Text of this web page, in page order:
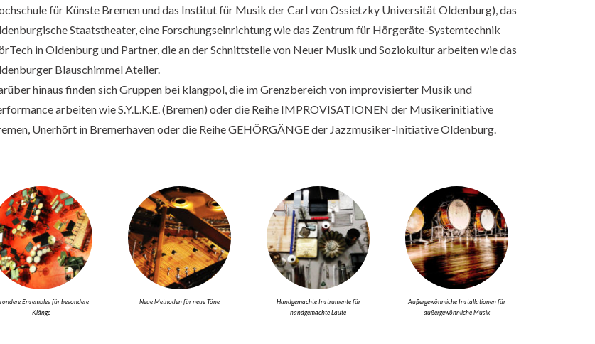
für Künste Bremen und das Institut für Musik der Carl von Ossietzky Universität Oldenburg), das
Staatstheater, eine Forschungseinrichtung wie das Zentrum für Hörgeräte-Systemtechnik
in Oldenburg und Partner, die an der Schnittstelle von Neuer Musik und Soziokultur arbeiten wie das
Blauschimmel Atelier.
hinaus finden sich Gruppen bei klangpol, die im Grenzbereich von improvisierter Musik und
arbeiten wie S.Y.L.K.E. (Bremen) oder die Reihe IMPROVISATIONEN der Musikerinitiative
Unerhört in Bremerhaven oder die Reihe GEHÖRGÄNGE der Jazzmusiker-Initiative Oldenburg.
Ensembles für besondere
Klänge
Neue Methoden für neue Töne
Handgemachte Instrumente für
handgemachte Laute
Außergewöhnliche Installationen für
außergewöhnliche Musik